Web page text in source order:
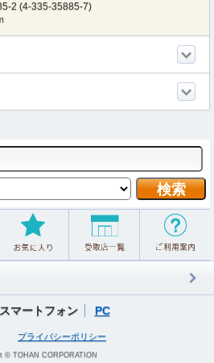
2 (4-335-35885-7)
スマートフォン PC
プライバシーポリシー
© TOHAN CORPORATION